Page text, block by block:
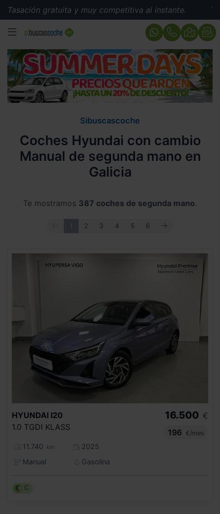
y muy competitiva al instante. Tasación
MENÚ
Sibuscascoche
Coches Hyundai con cambio
Manual de segunda mano en
Galicia
Te mostramos 387 coches de segunda mano.
ANTERIOR
2 3 4 5 6 SIGUIENTE
HYUNDAI I20
1.0 TGDI KLASS
11.740 km
2025
Manual
Gasolina
16.500 €
196
€/mes
C